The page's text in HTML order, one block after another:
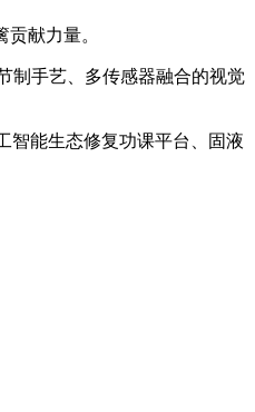
献力量。
制手艺、多传感器融合的视觉
能生态修复功课平台、固液